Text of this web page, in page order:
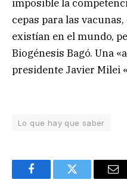
imposible la
cepas para las
existían en el mundo,
Biogénesis Bagó. Una
presidente Javier Milei
Lo que hay que saber
FacebookTwitter